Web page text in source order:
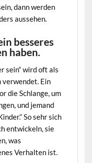
dann werden
aussehen.
besseres
haben.
sein“ wird oft als
Ein
die Schlange, um
und jemand
So sehr sich
entwickeln, sie
was
Verhalten ist.